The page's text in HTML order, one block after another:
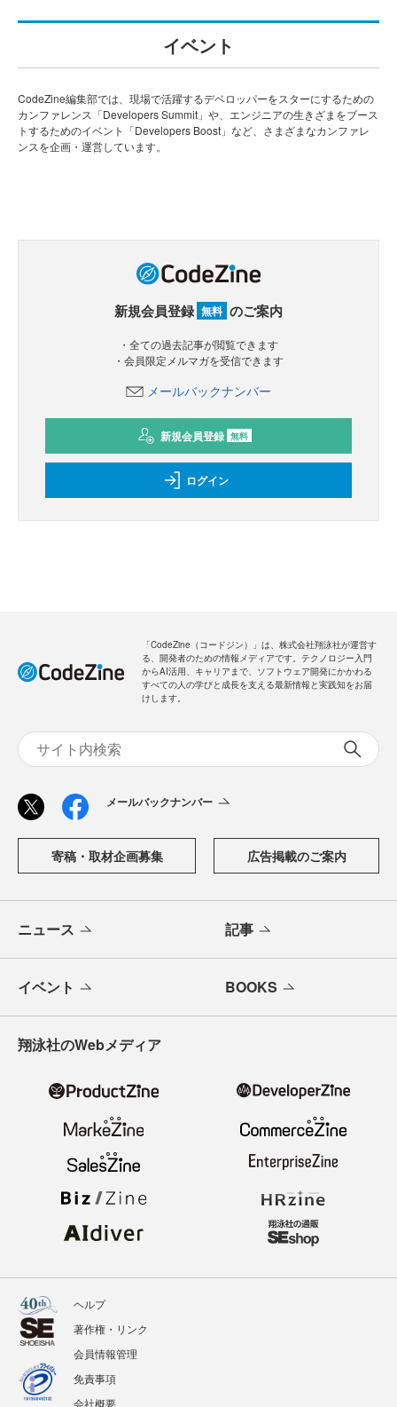
イベント
CodeZine編集部では、現場で活躍するデベロッパーをスターにするための
カンファレンス「Developers Summit」や、エンジニアの生きざまをブース
トするためのイベント「Developers Boost」など、さまざまなカンファレ
ンスを企画・運営しています。
新規会員登録 無料 のご案内
・全ての過去記事が閲覧できます
・会員限定メルマガを受信できます
メールバックナンバー
新規会員登録 無料
ログイン
「CodeZine（コードジン）」は、株式会社翔泳社が運営す
る、開発者のための情報メディアです。テクノロジー入門
からAI活用、キャリアまで、ソフトウェア開発にかかわる
すべての人の学びと成長を支える最新情報と実践知をお届
けします。
メールバックナンバー
寄稿・取材企画募集 広告掲載のご案内
ニュース 記事
イベント BOOKS
翔泳社のWebメディア
ヘルプ
著作権・リンク
会員情報管理
免責事項
会社概要